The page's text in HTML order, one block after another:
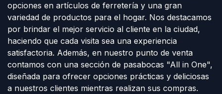
opciones en artículos de ferretería y una gran
variedad de productos para el hogar. Nos destacamos
por brindar el mejor servicio al cliente en la ciudad,
haciendo que cada visita sea una experiencia
satisfactoria. Además, en nuestro punto de venta
contamos con una sección de pasabocas "All in One",
diseñada para ofrecer opciones prácticas y deliciosas
a nuestros clientes mientras realizan sus compras.